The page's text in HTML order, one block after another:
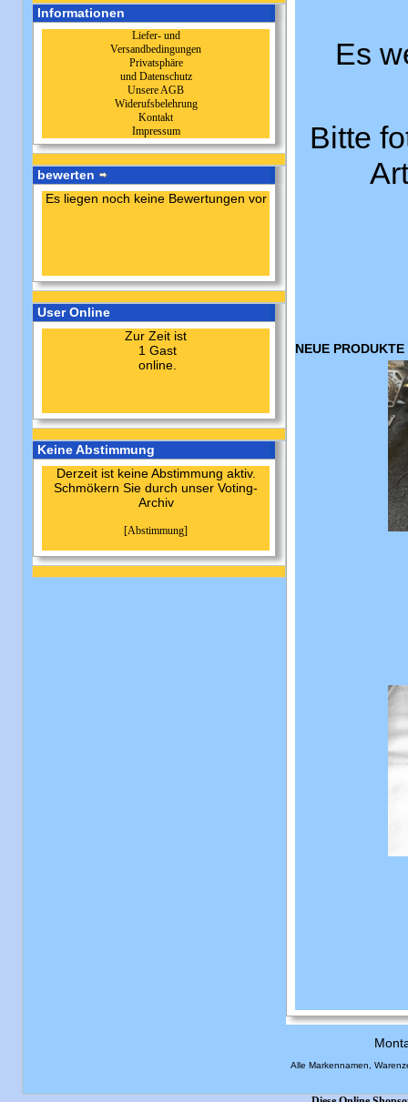
Informationen
Liefer- und
Versandbedingungen
Privatsphäre
und Datenschutz
Unsere AGB
Widerufsbelehrung
Kontakt
Impressum
bewerten
Es liegen noch keine Bewertungen vor
User Online
Zur Zeit ist
1 Gast
online.
Keine Abstimmung
Derzeit ist keine Abstimmung aktiv.
Schmökern Sie durch unser Voting-
Archiv
[Abstimmung]
Es
Bitte
NEUE
Alle Markennamen,